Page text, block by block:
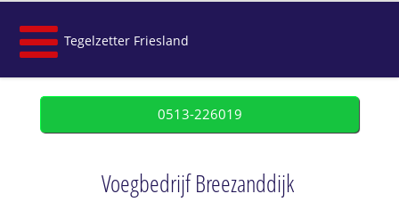
Tegelzetter Friesland
0513-226019
Voegbedrijf Breezanddijk